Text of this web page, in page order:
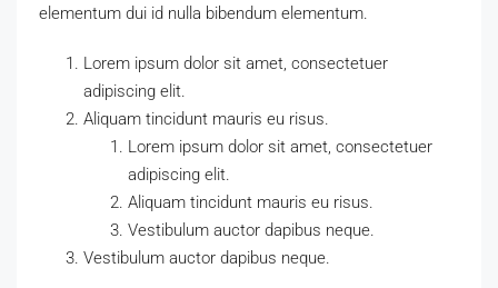
elementum dui id nulla bibendum elementum.
Lorem ipsum dolor sit amet, consectetuer
adipiscing elit.
Aliquam tincidunt mauris eu risus.
Lorem ipsum dolor sit amet, consectetuer
adipiscing elit.
Aliquam tincidunt mauris eu risus.
Vestibulum auctor dapibus neque.
Vestibulum auctor dapibus neque.